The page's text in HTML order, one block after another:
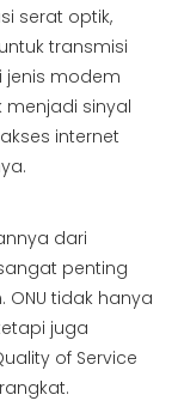
serat optik,
transmisi
jenis modem
menjadi sinyal
internet
dari
penting
tidak hanya
juga
of Service